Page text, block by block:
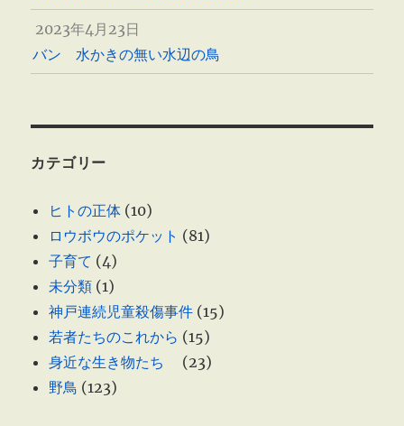
2023年4月23日
バン 水かきの無い水辺の鳥
カテゴリー
ヒトの正体 (10)
ロウボウのポケット (81)
子育て (4)
未分類 (1)
神戸連続児童殺傷事件 (15)
若者たちのこれから (15)
身近な生き物たち
(23)
野鳥 (123)